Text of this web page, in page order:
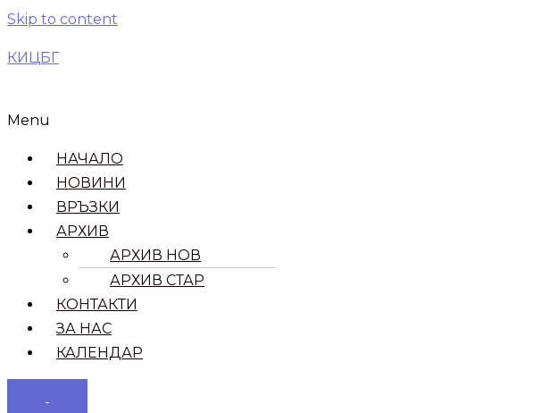
Skip to content
КИЦБГ
Menu
НАЧАЛО
НОВИНИ
ВРЪЗКИ​
АРХИВ
АРХИВ НОВ
АРХИВ СТАР
КОНТАКТИ
ЗА НАС
КАЛЕНДАР
-